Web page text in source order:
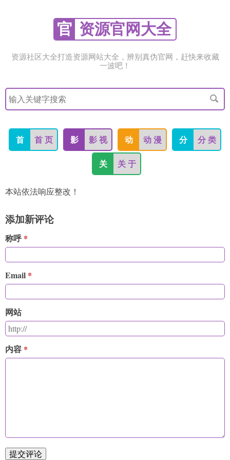
官 资源官网大全
资源社区大全打造资源网站大全，辨别真伪官网，赶快来收藏
一波吧！
搜
索
关
字
首 首 页 影 影 视 动 动 漫 分 分 类
关 关 于
本站依法响应整改！
添加新评论
称呼
Email
网站
内容
提交评论